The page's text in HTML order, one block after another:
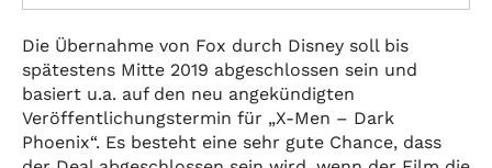
Die Übernahme von Fox durch Disney soll bis
spätestens Mitte 2019 abgeschlossen sein und
basiert u.a. auf den neu angekündigten
Veröffentlichungstermin für „X-Men – Dark
Phoenix“. Es besteht eine sehr gute Chance, dass